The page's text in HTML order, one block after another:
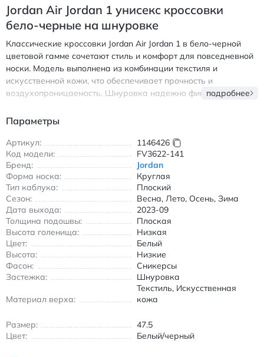
Jordan Air Jordan 1 унисекс кроссовки
бело-черные на шнуровке
Классические кроссовки Jordan Air Jordan 1 в бело-черной
цветовой гамме сочетают стиль и комфорт для повседневной
носки. Модель выполнена из комбинации текстиля и
искусственной кожи, что обеспечивает прочность и
воздухопроницаемость. Шнуровка надежно фиксирует стопу,
плоским профилем обеспечивает стабильность при ходьбе, а
любого сезона. Идеальный выбор для тех, кто ценит
легендарный дизайн и современные технологии в одной
паре. Особенности модели включают износостойкие
материалы и продуманную амортизацию, что делает
кроссовки подходящими как для прогулок по городу, так и
для активного отдыха. Белые и черные акценты создают
контрастный образ, легко сочетающийся с джинсами,
шортами или спортивными брюками. Универсальный
размерный ряд позволяет подобрать идеальный вариант для
любой стопы. Джордан Эйр Джордан 1 кроссовки унисекс
бело-черные на шнуровке из текстиля и искусственной кожи
подробнее
Параметры
Артикул:
1146426
Код модели:
FV3622-141
Бренд:
Jordan
Форма носка:
Круглая
Тип каблука:
Плоский
Сезон:
Весна, Лето, Осень, Зима
Дата выхода:
2023-09
Толщина подошвы:
Плоская
Высота голенища:
Низкая
Цвет:
Белый
Высота:
Низкие
Фасон:
Сникерсы
Застежка:
Шнуровка
Материал верха:
Текстиль, Искусственная
кожа
Размер:
47.5
Цвет:
Белый/черный